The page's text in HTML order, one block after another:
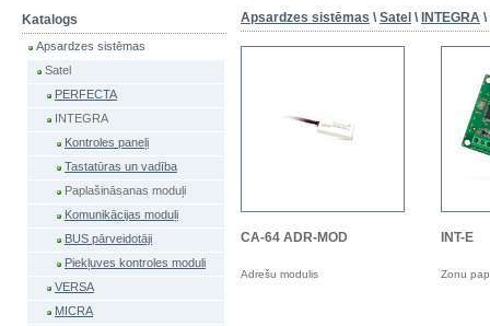
Katalogs
Apsardzes sistēmas
Satel
PERFECTA
INTEGRA
Kontroles paneļi
Tastatūras un vadība
Paplašināsanas moduļi
Komunikācijas moduļi
BUS pārveidotāji
Piekļuves kontroles moduli
VERSA
MICRA
Apsardzes sistēmas \ Satel \ INTEGRA \
CA-64 ADR-MOD
Adrešu modulis
INT-E
Zonu